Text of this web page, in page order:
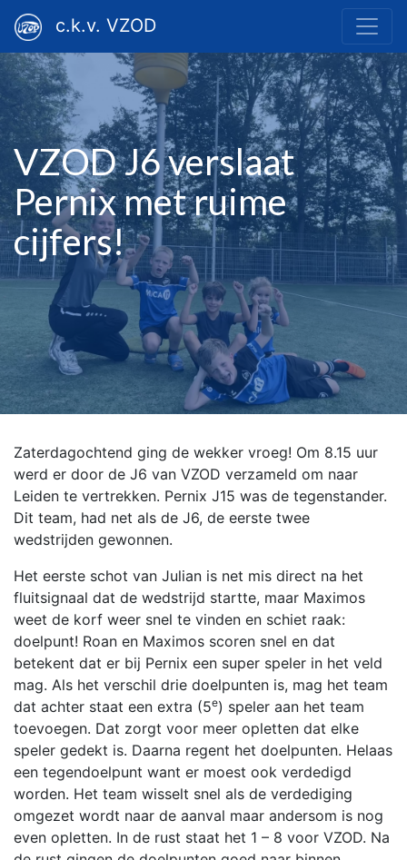
c.k.v. VZOD
VZOD J6 verslaat
Pernix met ruime
cijfers!
Zaterdagochtend ging de wekker vroeg! Om 8.15 uur
werd er door de J6 van VZOD verzameld om naar
Leiden te vertrekken. Pernix J15 was de tegenstander.
Dit team, had net als de J6, de eerste twee
wedstrijden gewonnen.
Het eerste schot van Julian is net mis direct na het
fluitsignaal dat de wedstrijd startte, maar Maximos
weet de korf weer snel te vinden en schiet raak:
doelpunt! Roan en Maximos scoren snel en dat
betekent dat er bij Pernix een super speler in het veld
mag. Als het verschil drie doelpunten is, mag het team
dat achter staat een extra (5e) speler aan het team
toevoegen. Dat zorgt voor meer opletten dat elke
speler gedekt is. Daarna regent het doelpunten. Helaas
een tegendoelpunt want er moest ook verdedigd
worden. Het team wisselt snel als de verdediging
omgezet wordt naar de aanval maar andersom is nog
even opletten. In de rust staat het 1 – 8 voor VZOD. Na